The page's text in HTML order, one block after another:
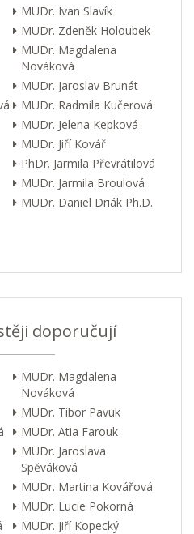
MUDr. Ivan Slavík
MUDr. Zdeněk Holoubek
MUDr. Magdalena
Nováková
MUDr. Jaroslav Brunát
MUDr. Radmila Kučerová
MUDr. Jelena Kepková
MUDr. Jiří Kovář
PhDr. Jarmila Převrátilová
MUDr. Jarmila Broulová
MUDr. Daniel Driák Ph.D.
doporučují
MUDr. Magdalena
Nováková
MUDr. Tibor Pavuk
MUDr. Atia Farouk
MUDr. Jaroslava
Spěváková
MUDr. Martina Kovářová
MUDr. Lucie Pokorná
MUDr. Jiří Kopecký